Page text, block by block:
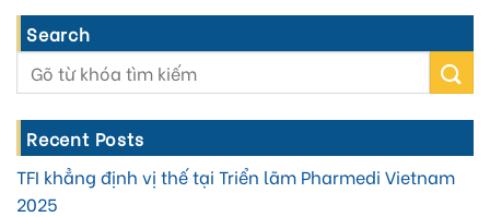
Search
Recent Posts
TFI khẳng định vị thế tại Triển lãm Pharmedi Vietnam
2025